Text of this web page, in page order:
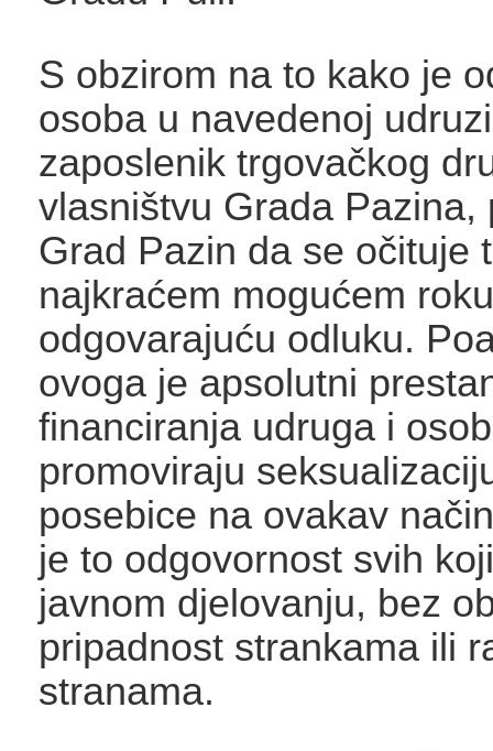
S obzirom na to kako je
osoba u navedenoj
zaposlenik trgovačkog
vlasništvu Grada Pazina,
Grad Pazin da se očituje
najkraćem mogućem
odgovarajuću odluku.
ovoga je apsolutni
financiranja udruga i
promoviraju
posebice na ovakav
je to odgovornost svih
javnom djelovanju, bez
pripadnost strankama ili
stranama.